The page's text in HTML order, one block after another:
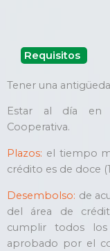
Requisitos
Tener una
Estar al día en
Cooperativa.
Plazos: el tiempo
crédito es de doce
Desembolso: de
del área de
cumplir todos
aprobado por el